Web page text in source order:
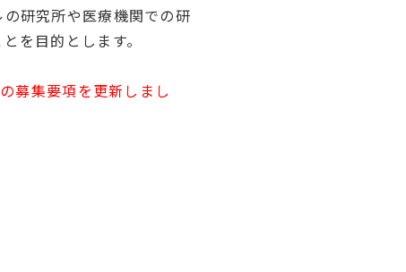
研究所や医療機関での研
を目的とします。
募集要項を更新しまし